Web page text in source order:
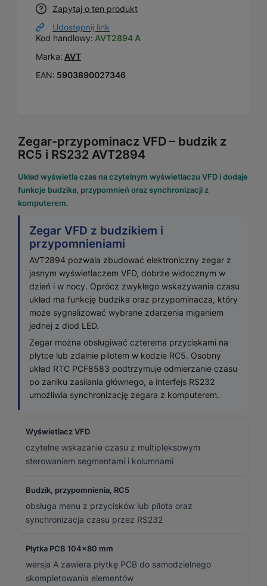
Zapytaj o ten produkt
Udostępnij link
Kod handlowy: AVT2894 A
Marka: AVT
EAN: 5903890027346
Zegar-przypominacz VFD – budzik z
RC5 i RS232 AVT2894
Układ wyświetla czas na czytelnym wyświetlaczu VFD i dodaje
funkcje budzika, przypomnień oraz synchronizacji z
komputerem.
Zegar VFD z budzikiem i
przypomnieniami
AVT2894 pozwala zbudować elektroniczny zegar z
jasnym wyświetlaczem VFD, dobrze widocznym w
dzień i w nocy. Oprócz zwykłego wskazywania czasu
układ ma funkcję budzika oraz przypominacza, który
może sygnalizować wybrane zdarzenia miganiem
jednej z diod LED.
Zegar można obsługiwać czterema przyciskami na
płytce lub zdalnie pilotem w kodzie RC5. Osobny
układ RTC PCF8583 podtrzymuje odmierzanie czasu
po zaniku zasilania głównego, a interfejs RS232
umożliwia synchronizację zegara z komputerem.
Wyświetlacz VFD
czytelne wskazanie czasu z multipleksowym
sterowaniem segmentami i kolumnami
Budzik, przypomnienia, RC5
obsługa menu z przycisków lub pilota oraz
synchronizacja czasu przez RS232
Płytka PCB 104×80 mm
wersja A zawiera płytkę PCB do samodzielnego
skompletowania elementów